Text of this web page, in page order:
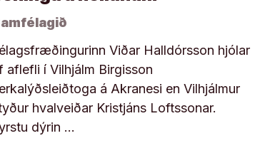
Viðar Halldórsson hjólar
aflefli í Vilhjálm Birgisson
á Akranesi en Vilhjálmur
hvalveiðar Kristjáns Loftssonar.
dýrin …